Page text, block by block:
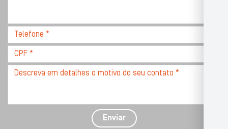
CEP
Telefone
*
CPF
*
Descreva
com
Enviar